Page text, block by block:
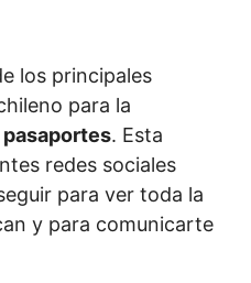
los principales
para la
. Esta
redes sociales
para ver toda la
y para comunicarte